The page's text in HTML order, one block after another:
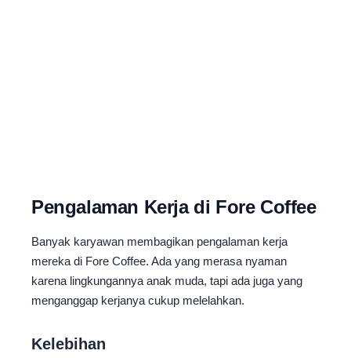
Pengalaman Kerja di Fore Coffee
Banyak karyawan membagikan pengalaman kerja
mereka di Fore Coffee. Ada yang merasa nyaman
karena lingkungannya anak muda, tapi ada juga yang
menganggap kerjanya cukup melelahkan.
Kelebihan